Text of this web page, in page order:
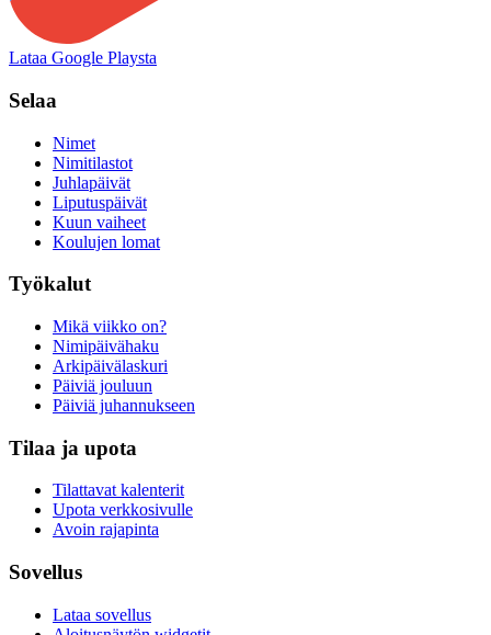
Lataa Google Playsta
Selaa
Nimet
Nimitilastot
Juhlapäivät
Liputuspäivät
Kuun vaiheet
Koulujen lomat
Työkalut
Mikä viikko on?
Nimipäivähaku
Arkipäivälaskuri
Päiviä jouluun
Päiviä juhannukseen
Tilaa ja upota
Tilattavat kalenterit
Upota verkkosivulle
Avoin rajapinta
Sovellus
Lataa sovellus